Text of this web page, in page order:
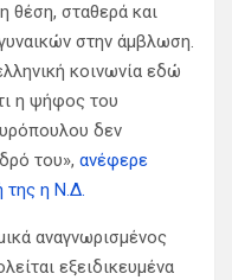
θέση, σταθερά και
στην άμβλωση.
κοινωνία εδώ
η ψήφος του
δεν
του», ανέφερε
της η Ν.Δ.
αναγνωρισμένος
εξειδικευμένα